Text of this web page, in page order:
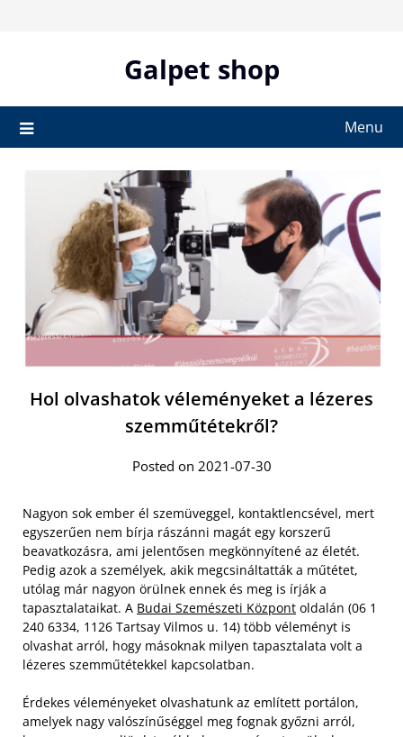
Galpet shop
Menu
Hol olvashatok véleményeket a lézeres
szemműtétekről?
Posted on 2021-07-30
Nagyon sok ember él szemüveggel, kontaktlencsével, mert
egyszerűen nem bírja rászánni magát egy korszerű
beavatkozásra, ami jelentősen megkönnyítené az életét.
Pedig azok a személyek, akik megcsináltatták a műtétet,
utólag már nagyon örülnek ennek és meg is írják a
tapasztalataikat. A Budai Szemészeti Központ oldalán (06 1
240 6334, 1126 Tartsay Vilmos u. 14) több véleményt is
olvashat arról, hogy másoknak milyen tapasztalata volt a
lézeres szemműtétekkel kapcsolatban.
Érdekes véleményeket olvashatunk az említett portálon,
amelyek nagy valószínűséggel meg fognak győzni arról,